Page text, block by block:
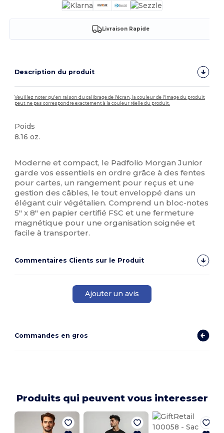
Livraison Rapide
Description du produit
Veuillez noter qu'en raison du calibrage de l'écran, la couleur de l'image du produit
peut ne pas correspondre exactement à la couleur réelle du produit.
Poids
8.16 oz.
Moderne et compact, le Padfolio Morgan Junior
garde vos essentiels en ordre grâce à des fentes
pour cartes, un rangement pour reçus et une
gestion des câbles, le tout enveloppé dans un
élégant cuir végétalien. Comprend un bloc-notes
5" x 8" en papier certifié FSC et une fermeture
magnétique pour une organisation soignée et
facile à transporter.
Commentaires Clients sur le Produit
Ajouter un avis
Commandes en gros
Produits qui peuvent vous interesser